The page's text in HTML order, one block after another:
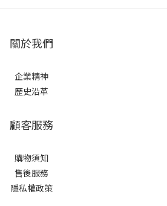
關於我們
企業精神
歷史沿革
顧客服務
購物須知
售後服務
隱私權政策